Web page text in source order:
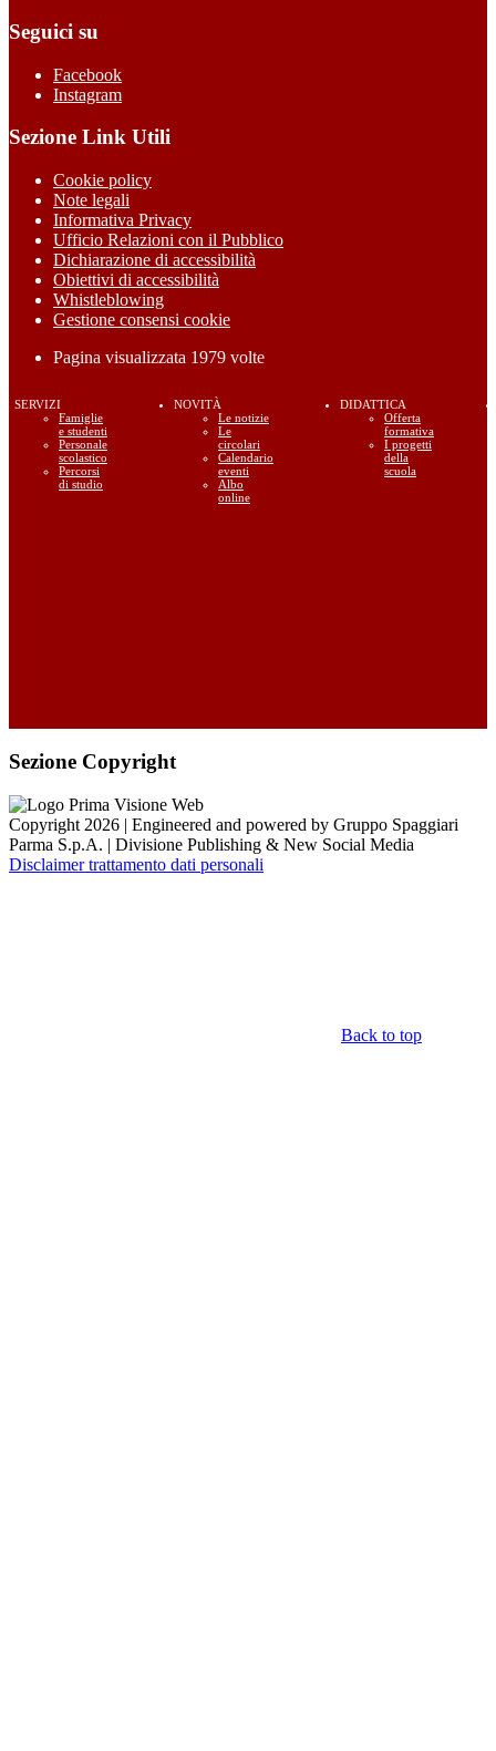
Seguici su
Facebook
Instagram
Sezione Link Utili
Cookie policy
Note legali
Informativa Privacy
Ufficio Relazioni con il Pubblico
Dichiarazione di accessibilità
Obiettivi di accessibilità
Whistleblowing
Gestione consensi cookie
Pagina visualizzata 1979 volte
SERVIZI
Famiglie
e studenti
Personale
scolastico
Percorsi
di studio
NOVITÀ
Le notizie
Le
circolari
Calendario
eventi
Albo
online
DIDATTICA
Offerta
formativa
I progetti
della
scuola
Sezione Copyright
Copyright 2026 | Engineered and powered by Gruppo Spaggiari
Parma S.p.A. | Divisione Publishing & New Social Media
Disclaimer trattamento dati personali
Back to top